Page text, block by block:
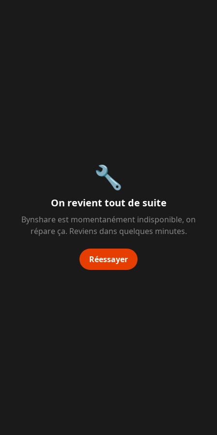
🔧
On revient tout de suite
Bynshare est momentanément indisponible, on
répare ça. Reviens dans quelques minutes.
Réessayer